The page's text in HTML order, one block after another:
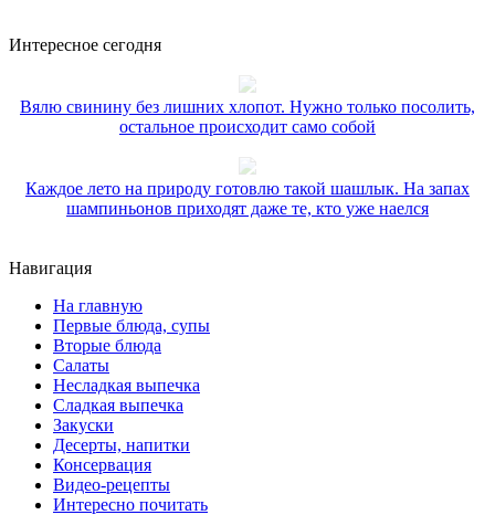
Интересное сегодня
Вялю свинину без лишних хлопот. Нужно только посолить,
остальное происходит само собой
Каждое лето на природу готовлю такой шашлык. На запах
шампиньонов приходят даже те, кто уже наелся
Навигация
На главную
Первые блюда, супы
Вторые блюда
Салаты
Несладкая выпечка
Сладкая выпечка
Закуски
Десерты, напитки
Консервация
Видео-рецепты
Интересно почитать